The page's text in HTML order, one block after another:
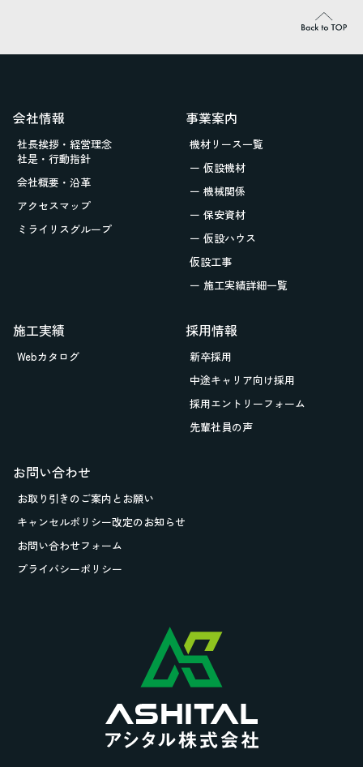
会社情報
社長挨拶・経営理念
社是・行動指針
会社概要・沿革
アクセスマップ
ミライリスグループ
事業案内
機材リース一覧
ー 仮設機材
ー 機械関係
ー 保安資材
ー 仮設ハウス
仮設工事
ー 施工実績詳細一覧
施工実績
Webカタログ
採用情報
新卒採用
中途キャリア向け採用
採用エントリーフォーム
先輩社員の声
お問い合わせ
お取り引きのご案内とお願い
キャンセルポリシー改定のお知らせ
お問い合わせフォーム
プライバシーポリシー